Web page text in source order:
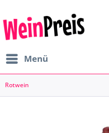
Menü
Rotwein